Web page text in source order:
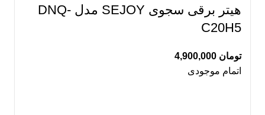
هیتر برقی سجوی SEJOY مدل DNQ-
C20H5
تومان
اتمام موجودی